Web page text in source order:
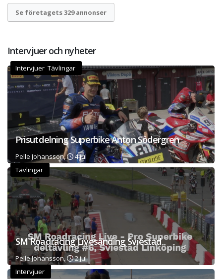
Se företagets 329 annonser
Intervjuer och nyheter
Intervjuer Tävlingar
Prisutdelning Superbike Anton Södergren
Pelle Johansson,
4 jul
Tävlingar
SM Roadracing Livesänding Sviestad
Pelle Johansson,
2 jul
Intervjuer